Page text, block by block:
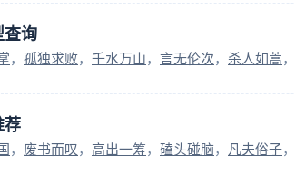
查询
孤独求败 千水万山 言无伦次 杀人如蒿
荐
废书而叹 高出一筹 磕头碰脑 凡夫俗子